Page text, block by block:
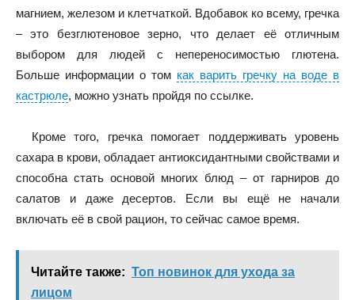
магнием, железом и клетчаткой. Вдобавок ко всему, гречка
– это безглютеновое зерно, что делает её отличным
выбором для людей с непереносимостью глютена.
Больше информации о том как варить гречку на воде в
кастрюле, можно узнать пройдя по ссылке.
Кроме того, гречка помогает поддерживать уровень
сахара в крови, обладает антиоксидантными свойствами и
способна стать основой многих блюд – от гарниров до
салатов и даже десертов. Если вы ещё не начали
включать её в свой рацион, то сейчас самое время.
Читайте также: Топ новинок для ухода за
лицом